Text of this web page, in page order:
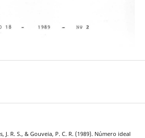
J. R. S., & Gouveia, P. C. R. (1989). Número ideal